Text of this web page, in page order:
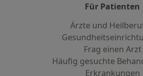
Für Patienten
Ärzte und
Frag einen Arzt
Häufig gesuchte
Erkrankungen